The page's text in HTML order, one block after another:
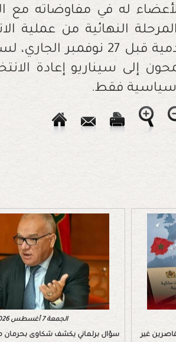
له في مفاوضاته مع
النهائية من عملية
ويرغب في تشكيل حكومة تقدمية قبل 27
سياسية فقط.
الجمعة 7 أغسطس 2026 - 12:30
سؤال برلماني يكشف شكاوى بحرمان
غير